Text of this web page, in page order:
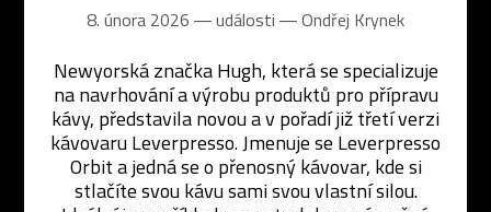
8. února 2026 ― události ―Ondřej Krynek
Newyorská značka Hugh, která se specializuje
na navrhování a výrobu produktů pro přípravu
kávy, představila novou a v pořadí již třetí verzi
kávovaru Leverpresso. Jmenuje se Leverpresso
Orbit a jedná se o přenosný kávovar, kde si
stlačíte svou kávu sami svou vlastní silou.